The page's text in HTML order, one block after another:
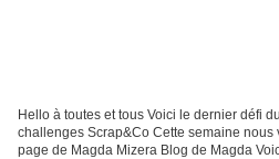
Hello à toutes et tous Voici le dernier défi
challenges Scrap&Co Cette semaine nous
page de Magda Mizera Blog de Magda